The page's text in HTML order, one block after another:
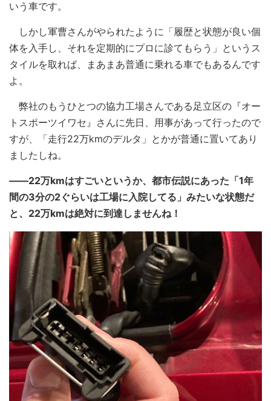
いう車です。
しかし軍曹さんがやられたように「履歴と状態が良い個
体を入手し、それを定期的にプロに診てもらう」というス
タイルを取れば、まあまあ普通に乗れる車でもあるんです
よ。
弊社のもうひとつの協力工場さんである足立区の『オー
トスポーツイワセ』さんに先日、用事があって行ったので
すが、「走行22万kmのデルタ」とかが普通に置いてあり
ましたしね。
――22万kmはすごいというか、都市伝説にあった「1年
間の3分の2ぐらいは工場に入院してる」みたいな状態だ
と、22万kmは絶対に到達しませんね！